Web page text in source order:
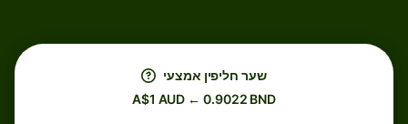
שער חליפין אמצעי
A$1 AUD ← 0.9022 BND